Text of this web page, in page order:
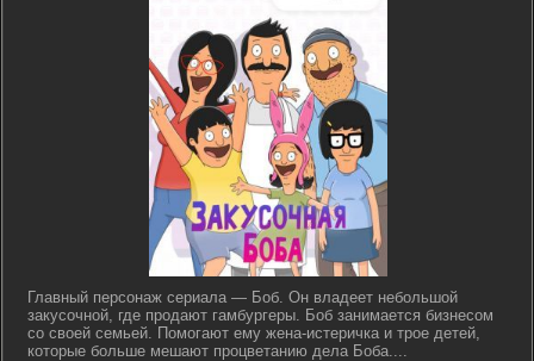
Главный персонаж сериала — Боб. Он владеет небольшой
закусочной, где продают гамбургеры. Боб занимается бизнесом
со своей семьей. Помогают ему жена-истеричка и трое детей,
которые больше мешают процветанию дела Боба....